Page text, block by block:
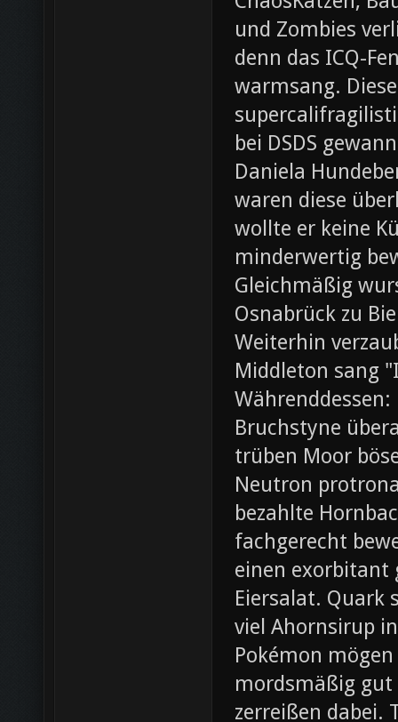
und Zombies
denn das ICQ-
warmsang.
bei DSDS
Daniela
waren diese
wollte er keine
minderwertig
Gleichmäßig
Osnabrück zu
Weiterhin
Middleton sang
Bruchstyne
trüben Moor
Neutron
bezahlte
fachgerecht
einen exorbitant
Eiersalat. Quark
viel Ahornsirup
Pokémon
mordsmäßig gut
zerreißen dabei.